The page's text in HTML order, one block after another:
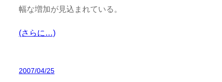
幅な増加が見込まれている。
(さらに…)
2007/04/25